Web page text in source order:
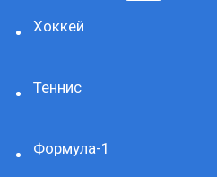
Хоккей
Теннис
Формула-1